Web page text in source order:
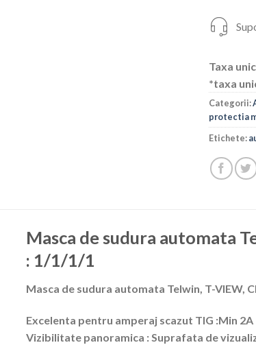
Taxa
*taxa
Categorii:
protectia
Etichete:
Masca de sudura automata
: 1/1/1/1
Masca de sudura automata Telwin, T-VIEW,
Excelenta pentru amperaj scazut TIG :Min 2A
Vizibilitate panoramica : Suprafata de